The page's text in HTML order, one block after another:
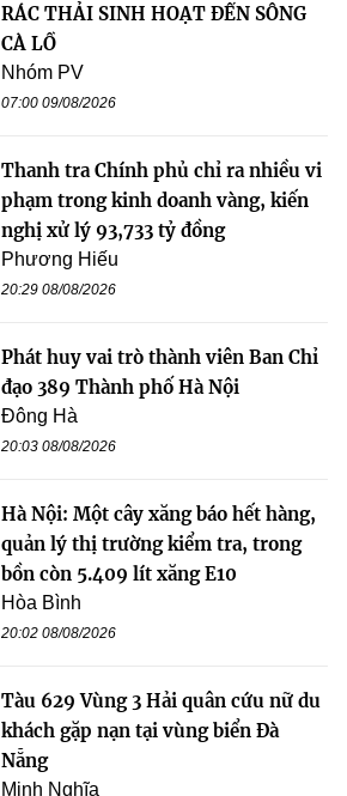
RÁC THẢI SINH HOẠT ĐẾN SÔNG
CÀ LỒ
Nhóm PV
07:00 09/08/2026
Thanh tra Chính phủ chỉ ra nhiều vi
phạm trong kinh doanh vàng, kiến
nghị xử lý 93,733 tỷ đồng
Phương Hiếu
20:29 08/08/2026
Phát huy vai trò thành viên Ban Chỉ
đạo 389 Thành phố Hà Nội
Đông Hà
20:03 08/08/2026
Hà Nội: Một cây xăng báo hết hàng,
quản lý thị trường kiểm tra, trong
bồn còn 5.409 lít xăng E10
Hòa Bình
20:02 08/08/2026
Tàu 629 Vùng 3 Hải quân cứu nữ du
khách gặp nạn tại vùng biển Đà
Nẵng
Minh Nghĩa